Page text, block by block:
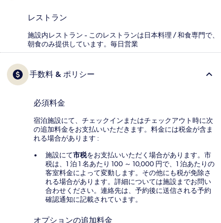
レストラン
施設内レストラン - このレストランは日本料理 / 和食専門で、
朝食のみ提供しています。毎日営業
手数料 & ポリシー
必須料金
宿泊施設にて、チェックインまたはチェックアウト時に次
の追加料金をお支払いいただきます。料金には税金が含ま
れる場合があります :
施設にて市税をお支払いいただく場合があります。市
税は、1 泊 1 名あたり 100 ～ 10,000 円で、1 泊あたりの
客室料金によって変動します。その他にも税が免除さ
れる場合があります。詳細については施設までお問い
合わせください。連絡先は、予約後に送信される予約
確認通知に記載されています。
オプションの追加料金